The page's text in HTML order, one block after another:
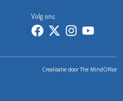
Volg ons:
Crealisatie doorThe MindOffice